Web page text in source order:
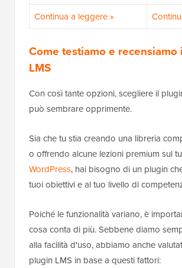
Continua a leggere »
Come testiamo e recensiamo
LMS
Con così tante opzioni, scegliere il
può sembrare opprimente.
Sia che tu stia creando una libreria
o offrendo alcune lezioni premium sul
WordPress, hai bisogno di un plugin
tuoi obiettivi e al tuo livello di
Poiché le funzionalità variano, è
cosa conta di più. Sebbene diamo
alla facilità d'uso, abbiamo anche
plugin LMS in base a questi fattori: